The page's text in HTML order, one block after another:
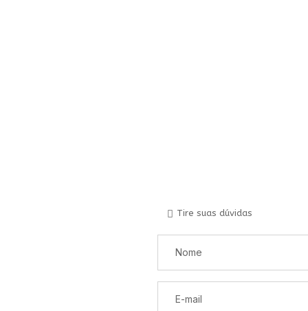
Tire suas dúvidas